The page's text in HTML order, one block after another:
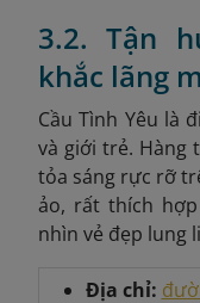
3.2. Tận
khắc lãng
Cầu Tình Yêu là
và giới trẻ. Hàng
tỏa sáng rực rỡ
ảo, rất thích
nhìn vẻ đẹp lung
Địa chỉ: